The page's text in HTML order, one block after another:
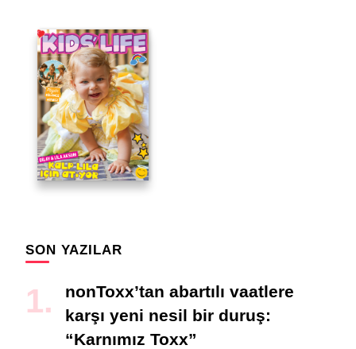
SON YAZILAR
nonToxx’tan abartılı vaatlere
karşı yeni nesil bir duruş:
“Karnımız Toxx”